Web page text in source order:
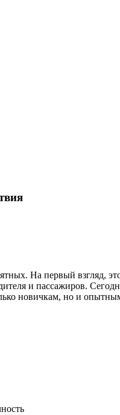
На первый взгляд,
и пассажиров.
новичкам, но и